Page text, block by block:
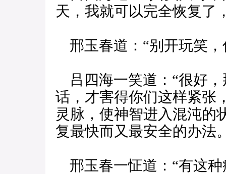
天，我就可以完全恢复了
邢玉春道：“别开玩笑，
吕四海一笑道：“很好
话，才害得你们这样紧张
灵脉，使神智进入混沌的
复最快而又最安全的办法
邢玉春一怔道：“有这种